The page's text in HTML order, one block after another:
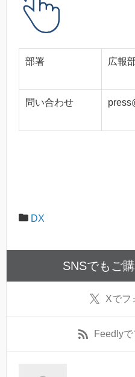
部署 広報
問い合わせ
DX
SNSでもご
Xでフ
Feedly